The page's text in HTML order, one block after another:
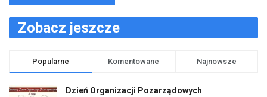
Zobacz jeszcze
Popularne Komentowane Najnowsze
Dzień Organizacji Pozarządowych